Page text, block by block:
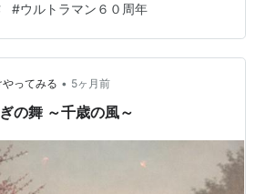
とに企画販売され、人々の心を鷲掴
も何のその、人々の頬と財布のひも
た。 60th.m-78.jp ヒーローたちや萌
を浴びる一方、その陰で悪役怪獣魑
開始。もぞもぞとその姿を世に表し
#ウルトラマン６０周年
ってみる • 5ヶ月前
の舞 ～千歳の風～